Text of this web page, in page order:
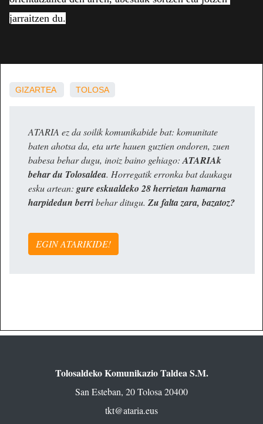
jarraitzen du.
GIZARTEA TOLOSA
ATARIA ez da soilik komunikabide bat: komunitate
baten ahotsa da, eta urte hauen guztien ondoren, zuen
babesa behar dugu, inoiz baino gehiago: ATARIAk
behar du Tolosaldea. Horregatik erronka bat daukagu
esku artean: gure eskualdeko 28 herrietan hamarna
harpidedun berribehar ditugu. Zu falta zara, bazatoz?
EGIN ATARIKIDE!
Tolosaldeko Komunikazio Taldea S.M.
San Esteban, 20 Tolosa 20400
tkt@ataria.eus